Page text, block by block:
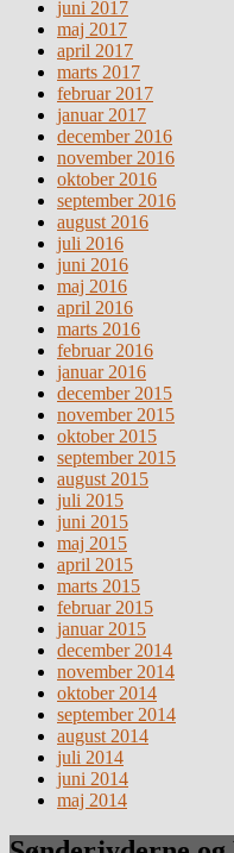
juni 2017
maj 2017
april 2017
marts 2017
februar 2017
januar 2017
december 2016
november 2016
oktober 2016
september 2016
august 2016
juli 2016
juni 2016
maj 2016
april 2016
marts 2016
februar 2016
januar 2016
december 2015
november 2015
oktober 2015
september 2015
august 2015
juli 2015
juni 2015
maj 2015
april 2015
marts 2015
februar 2015
januar 2015
december 2014
november 2014
oktober 2014
september 2014
august 2014
juli 2014
juni 2014
maj 2014